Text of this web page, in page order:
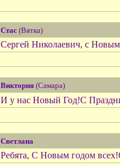
Стас(Вятка)
Сергей Николаевич, с
Виктория(Самара)
И у нас Новый Год!С
Светлана
Ребята, С Новым годом